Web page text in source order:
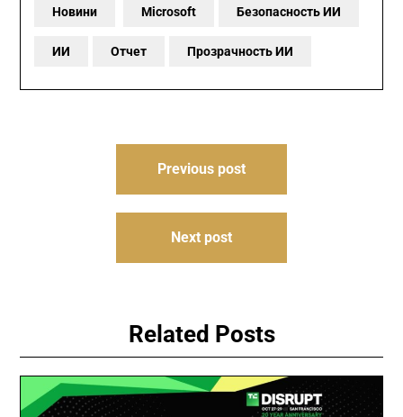
Новини Microsoft Безопасность ИИ
ИИ Отчет Прозрачность ИИ
Навигация
Previous post
Next post
Related Posts